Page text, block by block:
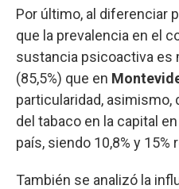
Por último, al diferenciar
que la prevalencia en el
sustancia psicoactiva es
(85,5%) que en
particularidad, asimismo,
del tabaco en la capital
país, siendo 10,8% y
También se analizó la